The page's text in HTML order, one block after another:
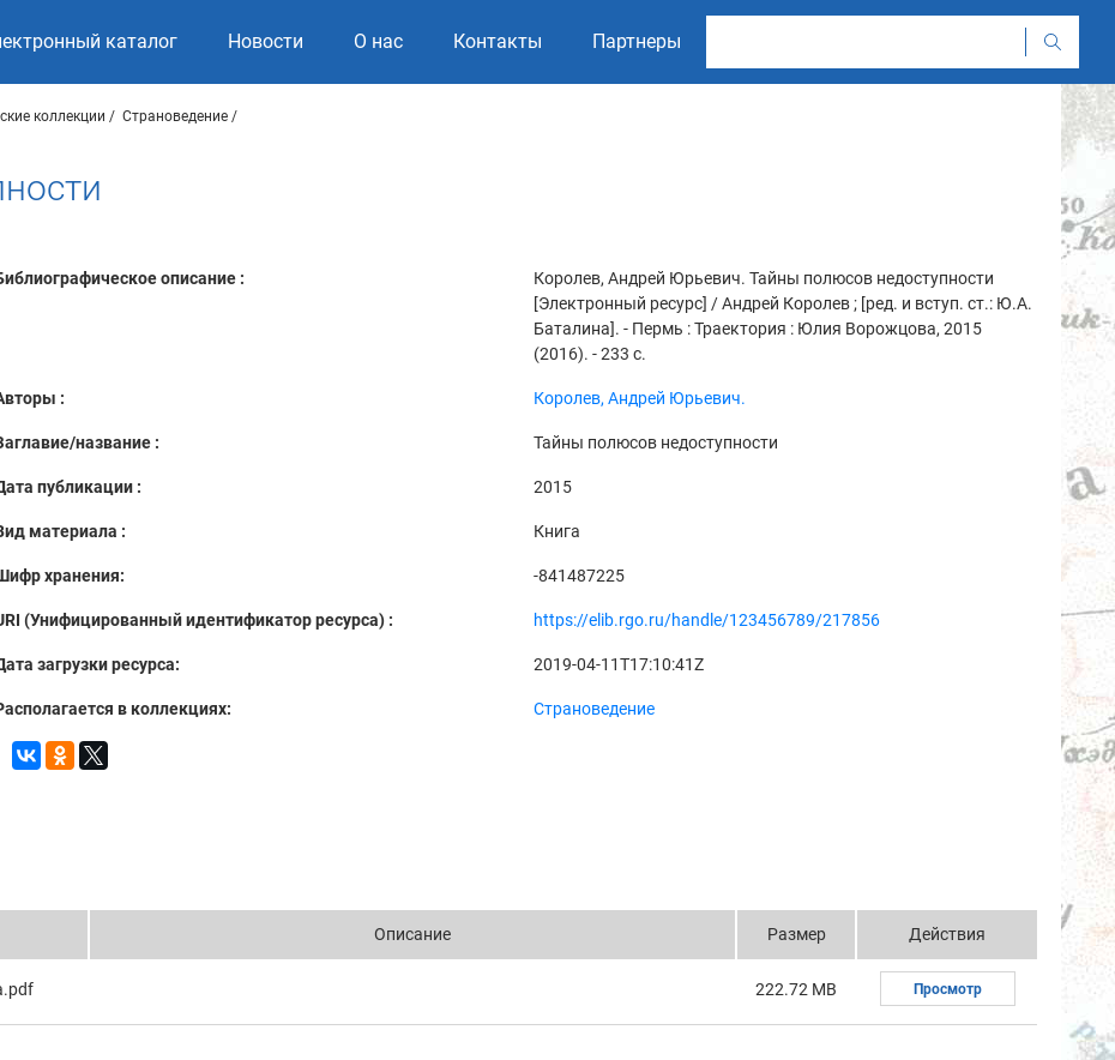
каталог Новости О нас Контакты Партнеры
коллекции Страноведение
описание :
Королев, Андрей Юрьевич. Тайны полюсов недоступности
[Электронный ресурс] / Андрей Королев ; [ред. и вступ. ст.: Ю.А.
Баталина]. - Пермь : Траектория : Юлия Ворожцова, 2015
(2016). - 233 с.
: Королев, Андрей Юрьевич.
название : Тайны полюсов недоступности
публикации : 2015
материала : Книга
хранения: -841487225
(Унифицированный идентификатор ресурса) : https://elib.rgo.ru/handle/123456789/217856
загрузки ресурса: 2019-04-11T17:10:41Z
в коллекциях: Страноведение
Описание Размер Действия
222.72 MB Просмотр